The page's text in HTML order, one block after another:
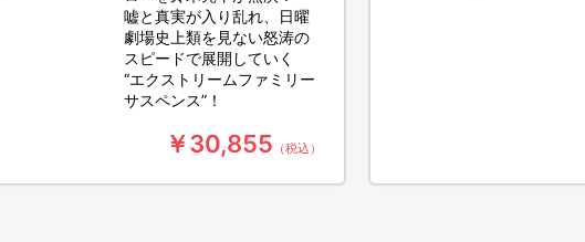
嘘と真実が入り乱れ、日曜
劇場史上類を見ない怒涛の
スピードで展開していく
“エクストリームファミリー
サスペンス”！
￥30,855 （税込）